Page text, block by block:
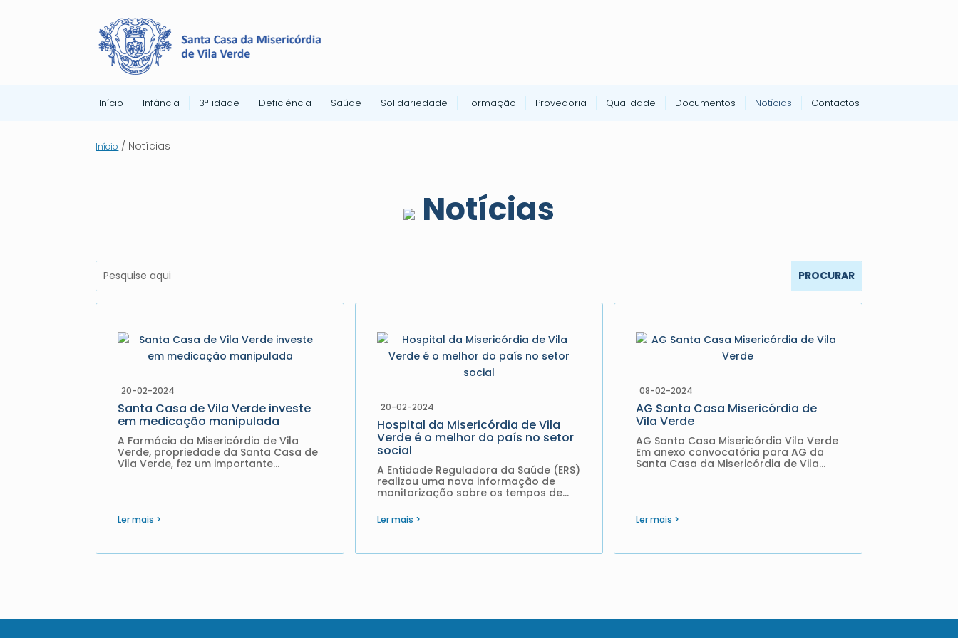
Início Infância 3ª idade Deficiência Saúde Solidariedade Formação Provedoria Qualidade Documentos Notícias Contactos
Início / Notícias
Notícias
Santa Casa de Vila Verde investe
em medicação manipulada
20-02-2024
A Farmácia da Misericórdia de Vila
Verde, propriedade da Santa Casa de
Vila Verde, fez um importante
ao encontro das necessidades de
Ler mais >
Hospital da Misericórdia de Vila
Verde é o melhor do país no setor
social
20-02-2024
A Entidade Reguladora da Saúde (ERS)
realizou uma nova informação de
monitorização sobre os tempos de
(SNS), relativos ao primeiro semestre
de 2023, tendo o âmbito da
entidades de natureza privada e...
Ler mais >
AG Santa Casa Misericórdia de
Vila Verde
08-02-2024
AG Santa Casa Misericórdia Vila Verde
Em anexo convocatória para AG da
Santa Casa da Misericórdia de Vila
Ler mais >